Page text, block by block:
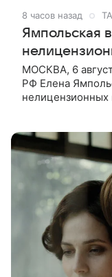
8 часов назад
Ямпольская
МОСКВА, 6
РФ Елена
нелицензионных